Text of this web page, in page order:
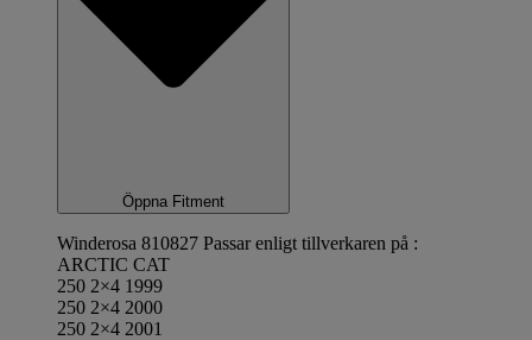
Öppna Fitment
Winderosa 810827 Passar enligt tillverkaren på :
ARCTIC CAT
250 2×4 1999
250 2×4 2000
250 2×4 2001